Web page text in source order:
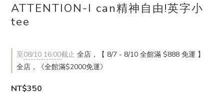
ATTENTION-I can精神自由!英字小
tee
至08/10 16:00截止 全店，【 8/7 - 8/10 全館滿 $888 免運 】
全店，《全館滿$2000免運》
NT$350